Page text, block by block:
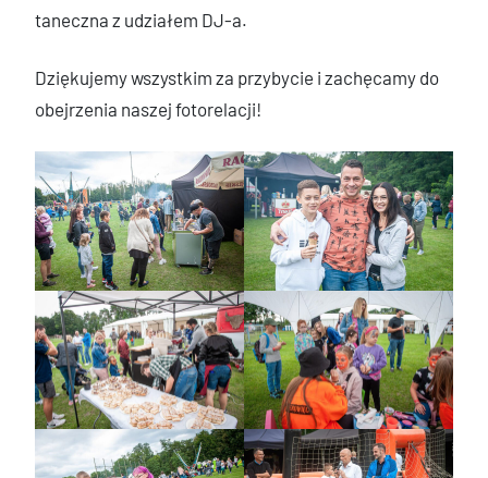
taneczna z udziałem DJ-a.
Dziękujemy wszystkim za przybycie i zachęcamy do
obejrzenia naszej fotorelacji!